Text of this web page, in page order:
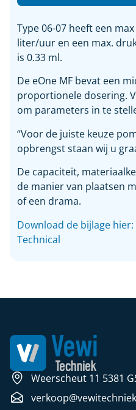
Type 06-07 heeft een
liter/uur en een max.
is 0.33 ml.
De eOne MF bevat een
proportionele dosering.
om parameters in te
“Voor de juiste keuze
opbrengst staan wij u
De capaciteit,
de manier van plaatsen
of een drama.
Download de bijlage
Technical
Weerscheut 11 5381